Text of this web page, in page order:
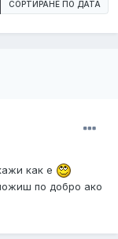
СОРТИРАНЕ ПО ДАТА
как е
по добро ако